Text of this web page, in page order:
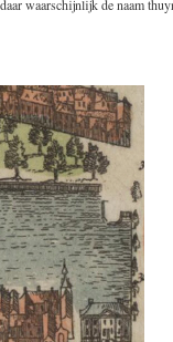
waarschijnlijk de naam